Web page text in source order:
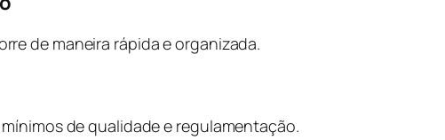
de maneira rápida e organizada.
de qualidade e regulamentação.